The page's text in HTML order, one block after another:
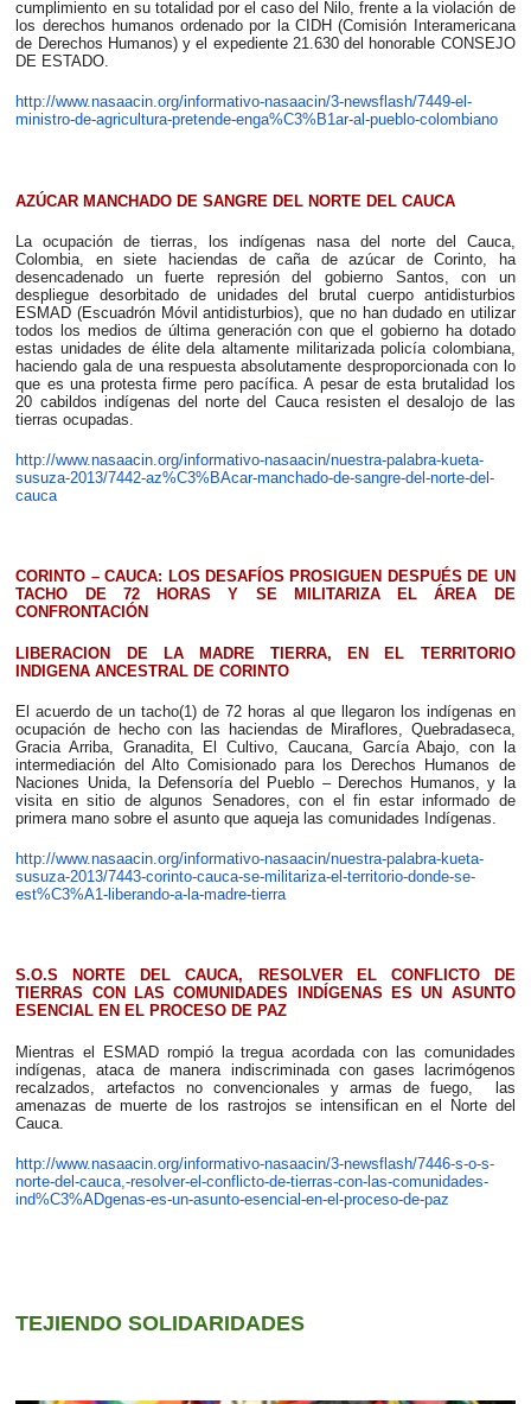
cumplimiento en su totalidad por el caso del Nilo, frente a la violación de
los derechos humanos ordenado por la CIDH (Comisión Interamericana
de Derechos Humanos) y el expediente 21.630 del honorable CONSEJO
DE ESTADO.
http://www.nasaacin.org/informativo-nasaacin/3-newsflash/7449-el-
ministro-de-agricultura-pretende-enga%C3%B1ar-al-pueblo-colombiano
AZÚCAR MANCHADO DE SANGRE DEL NORTE DEL CAUCA
La ocupación de tierras, los indígenas nasa del norte del Cauca,
Colombia, en siete haciendas de caña de azúcar de Corinto, ha
desencadenado un fuerte represión del gobierno Santos, con un
despliegue desorbitado de unidades del brutal cuerpo antidisturbios
ESMAD (Escuadrón Móvil antidisturbios), que no han dudado en utilizar
todos los medios de última generación con que el gobierno ha dotado
estas unidades de élite dela altamente militarizada policía colombiana,
haciendo gala de una respuesta absolutamente desproporcionada con lo
que es una protesta firme pero pacífica. A pesar de esta brutalidad los
20 cabildos indígenas del norte del Cauca resisten el desalojo de las
tierras ocupadas.
http://www.nasaacin.org/informativo-nasaacin/nuestra-palabra-kueta-
susuza-2013/7442-az%C3%BAcar-manchado-de-sangre-del-norte-del-
cauca
CORINTO – CAUCA: LOS DESAFÍOS PROSIGUEN DESPUÉS DE UN
TACHO DE 72 HORAS Y SE MILITARIZA EL ÁREA DE
CONFRONTACIÓN
LIBERACION DE LA MADRE TIERRA, EN EL TERRITORIO
INDIGENA ANCESTRAL DE CORINTO
El acuerdo de un tacho(1) de 72 horas al que llegaron los indígenas en
ocupación de hecho con las haciendas de Miraflores, Quebradaseca,
Gracia Arriba, Granadita, El Cultivo, Caucana, García Abajo, con la
intermediación del Alto Comisionado para los Derechos Humanos de
Naciones Unida, la Defensoría del Pueblo – Derechos Humanos, y la
visita en sitio de algunos Senadores, con el fin estar informado de
primera mano sobre el asunto que aqueja las comunidades Indígenas.
http://www.nasaacin.org/informativo-nasaacin/nuestra-palabra-kueta-
susuza-2013/7443-corinto-cauca-se-militariza-el-territorio-donde-se-
est%C3%A1-liberando-a-la-madre-tierra
S.O.S NORTE DEL CAUCA, RESOLVER EL CONFLICTO DE
TIERRAS CON LAS COMUNIDADES INDÍGENAS ES UN ASUNTO
ESENCIAL EN EL PROCESO DE PAZ
Mientras el ESMAD rompió la tregua acordada con las comunidades
indígenas, ataca de manera indiscriminada con gases lacrimógenos
recalzados, artefactos no convencionales y armas de fuego, las
amenazas de muerte de los rastrojos se intensifican en el Norte del
Cauca.
http://www.nasaacin.org/informativo-nasaacin/3-newsflash/7446-s-o-s-
norte-del-cauca,-resolver-el-conflicto-de-tierras-con-las-comunidades-
ind%C3%ADgenas-es-un-asunto-esencial-en-el-proceso-de-paz
TEJIENDO SOLIDARIDADES